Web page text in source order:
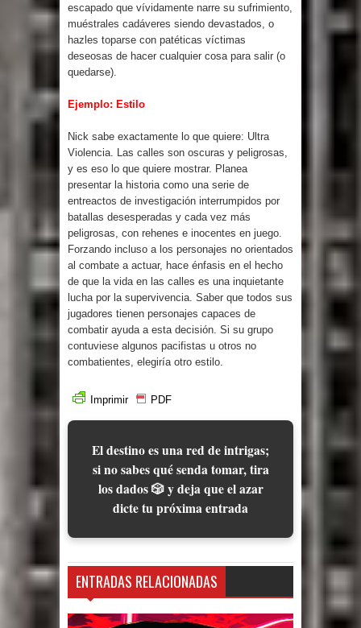
escapado que vívidamente narre su sufrimiento,
muéstrales cadáveres siendo devastados, o
hazles toparse con patéticas víctimas
deseosas de hacer cualquier cosa para salir (o
quedarse).
Ejemplo: Estilo
Nick sabe exactamente lo que quiere: Ultra
Violencia. Las calles son oscuras y peligrosas,
y es eso lo que quiere mostrar. Planea
presentar la historia como una serie de
entreactos de investigación interrumpidos por
batallas desesperadas y cada vez más
peligrosas, con rehenes e inocentes en juego.
Forzando incluso a los personajes no orientados
al combate a actuar, hace énfasis en el hecho
de que la vida en las calles es una inquietante
lucha por la supervivencia. Saber que todos sus
jugadores tienen personajes capaces de
combatir ayuda a esta decisión. Si su grupo
contuviese algunos pacifistas u otros no
combatientes, elegiría otro estilo.
Imprimir PDF
El destino es una red de intrigas;
si no sabes qué senda tomar, tira
los dados 🎲 y deja que el azar
dicte tu próxima entrada
ENTRADAS RELACIONADAS